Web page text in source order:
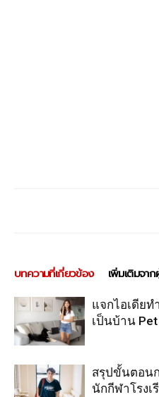
บทความที่เกี่ยวข้อง เพิ่มเติมจา
แจกไอเดีย
เป็นบ้าน Pet
สรุปขั้นตอน
นักกีฬาโรงเ